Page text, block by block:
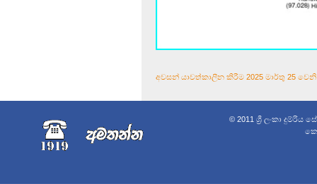
අවසන් යාවත්කාලීන කිරීම 2025 මාර්තු 25 වෙනි
© 2011 ශ්‍රී ලංකා දුම්රිය